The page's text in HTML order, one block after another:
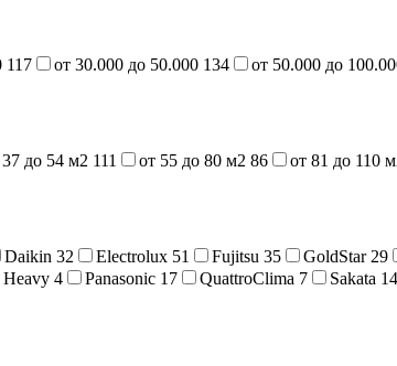
117 от 30.000 до 50.000 134 от 50.000 до
37 до 54 м2 111 от 55 до 80 м2 86 от 81 до 110
Daikin 32 Electrolux 51 Fujitsu 35 GoldStar 29
4 Panasonic 17 QuattroClima 7 Sakata 14